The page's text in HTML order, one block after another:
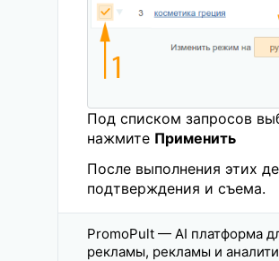
Под списком запросов
нажмите Применить
После выполнения этих
подтверждения и съема.
PromoPult — AI платформа
рекламы, рекламы и